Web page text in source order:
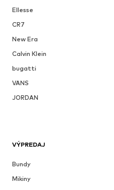
Ellesse
CR7
New Era
Calvin Klein
bugatti
VANS
JORDAN
VÝPREDAJ
Bundy
Mikiny